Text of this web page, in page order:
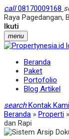
call08170009168
Raya Pagedangan,
Ikuti
menu
Beranda
Paket
Portofolio
Blog Artikel
search Kontak Kami
Beranda » Properti »
dan Rapi